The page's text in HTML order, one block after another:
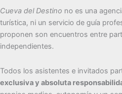
Cueva del Destino no es una
turística, ni un servicio de guía
proponen son encuentros entre
independientes.
Todos los asistentes e invitados
exclusiva y absoluta